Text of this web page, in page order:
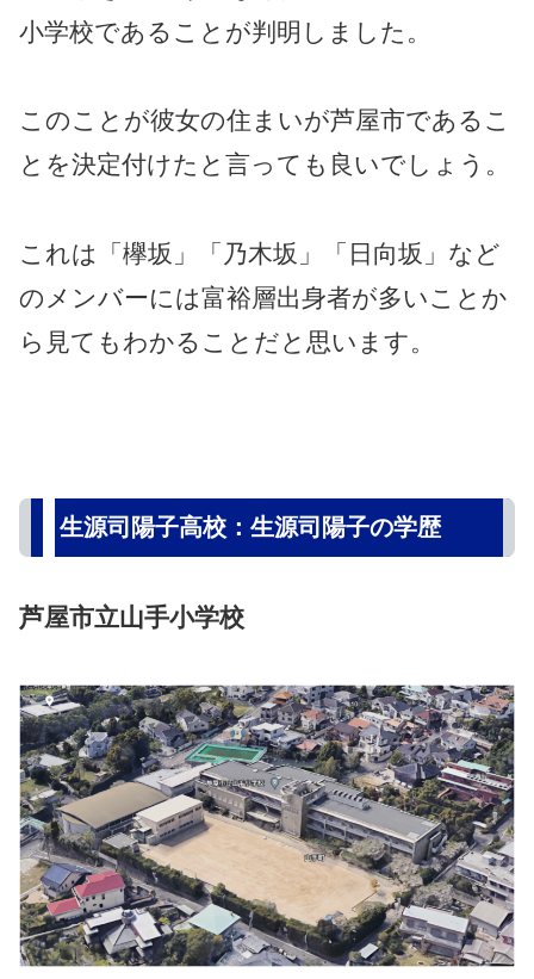
小学校であることが判明しました。
このことが彼女の住まいが芦屋市であるこ
とを決定付けたと言っても良いでしょう。
これは「欅坂」「乃木坂」「日向坂」など
のメンバーには富裕層出身者が多いことか
ら見てもわかることだと思います。
生源司陽子高校：生源司陽子の学歴
芦屋市立山手小学校